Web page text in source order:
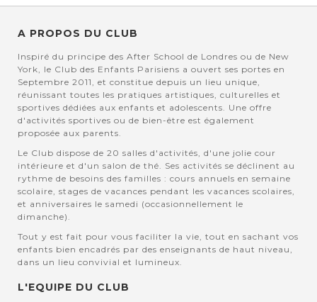
A PROPOS DU CLUB
Inspiré du principe des After School de Londres ou de New
York, le Club des Enfants Parisiens a ouvert ses portes en
Septembre 2011, et constitue depuis un lieu unique,
réunissant toutes les pratiques artistiques, culturelles et
sportives dédiées aux enfants et adolescents. Une offre
d'activités sportives ou de bien-être est également
proposée aux parents.
Le Club dispose de 20 salles d'activités, d'une jolie cour
intérieure et d'un salon de thé. Ses activités se déclinent au
rythme de besoins des familles : cours annuels en semaine
scolaire, stages de vacances pendant les vacances scolaires,
et anniversaires le samedi (occasionnellement le
dimanche).
Tout y est fait pour vous faciliter la vie, tout en sachant vos
enfants bien encadrés par des enseignants de haut niveau,
dans un lieu convivial et lumineux.
L'EQUIPE DU CLUB